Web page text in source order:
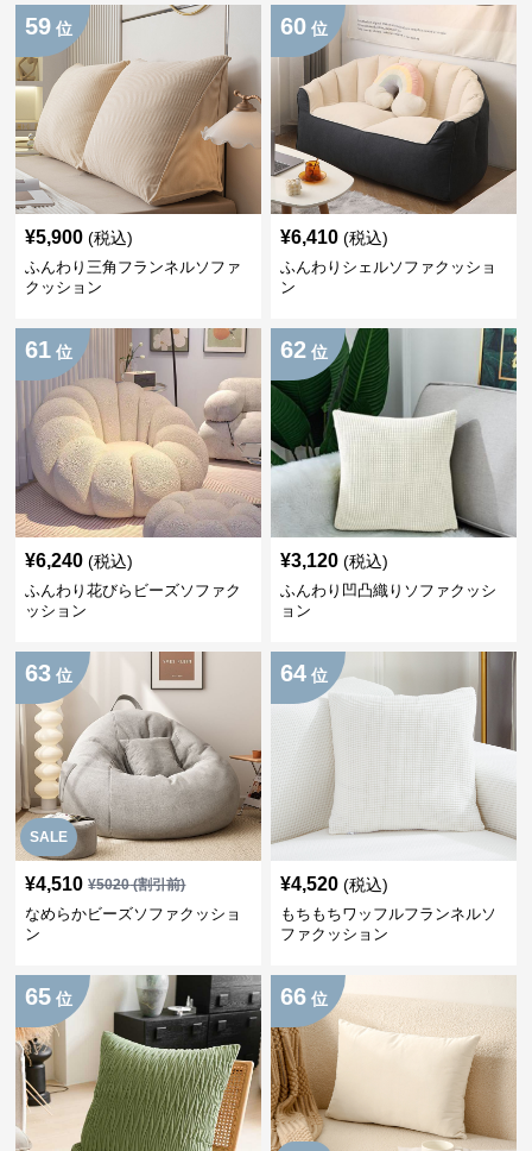
59 位
¥5,900 (税込)
ふんわり三角フランネルソファ
クッション
60 位
¥6,410 (税込)
ふんわりシェルソファクッショ
ン
61 位
¥6,240 (税込)
ふんわり花びらビーズソファク
ッション
62 位
¥3,120 (税込)
ふんわり凹凸織りソファクッシ
ョン
SALE
63 位
¥4,510 ¥5020(割引前)
なめらかビーズソファクッショ
ン
64 位
¥4,520 (税込)
もちもちワッフルフランネルソ
ファクッション
65 位 66 位